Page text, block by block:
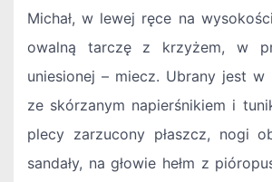
Michał, w lewej ręce na
owalną tarczę z krzyżem, w
uniesionej – miecz. Ubrany jest
ze skórzanym napierśnikiem i
plecy zarzucony płaszcz, nogi
sandały, na głowie hełm z